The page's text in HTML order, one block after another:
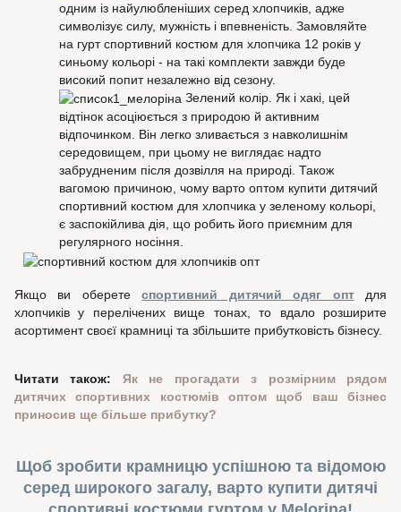
одним із найулюбленіших серед хлопчиків, адже
символізує силу, мужність і впевненість. Замовляйте
на гурт спортивний костюм для хлопчика 12 років у
синьому кольорі - на такі комплекти завжди буде
високий попит незалежно від сезону.
Зелений колір. Як і хакі, цей
відтінок асоціюється з природою й активним
відпочинком. Він легко зливається з навколишнім
середовищем, при цьому не виглядає надто
забрудненим після дозвілля на природі. Також
вагомою причиною, чому варто оптом купити дитячий
спортивний костюм для хлопчика у зеленому кольорі,
є заспокійлива дія, що робить його приємним для
регулярного носіння.
Якщо ви оберетеспортивний дитячий одяг оптдля
хлопчиків у перелічених вище тонах, то вдало розширите
асортимент своєї крамниці та збільшите прибутковість бізнесу.
Читати також:
Як не прогадати з розмірним рядом
дитячих спортивних костюмів оптом щоб ваш бізнес
приносив ще більше прибутку?
Щоб зробити крамницю успішною та відомою
серед широкого загалу, варто купити дитячі